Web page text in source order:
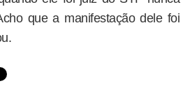
que a manifestação dele foi